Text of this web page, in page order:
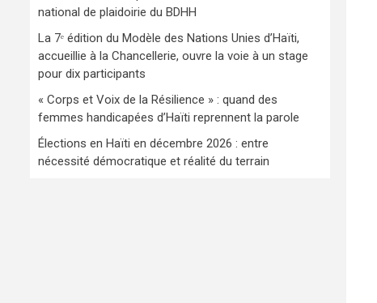
national de plaidoirie du BDHH
La 7ᵉ édition du Modèle des Nations Unies d’Haïti,
accueillie à la Chancellerie, ouvre la voie à un stage
pour dix participants
« Corps et Voix de la Résilience » : quand des
femmes handicapées d’Haïti reprennent la parole
Élections en Haïti en décembre 2026 : entre
nécessité démocratique et réalité du terrain